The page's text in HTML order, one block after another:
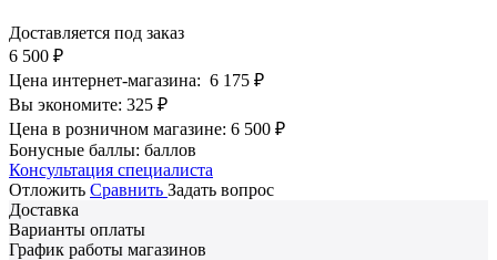
Доставляется под заказ
6 500 ₽
Цена интернет-магазина: 6 175 ₽
Вы экономите: 325 ₽
Цена в розничном магазине: 6 500 ₽
Бонусные баллы: баллов
Консультация специалиста
Отложить Сравнить Задать вопрос
Доставка
Варианты оплаты
График работы магазинов